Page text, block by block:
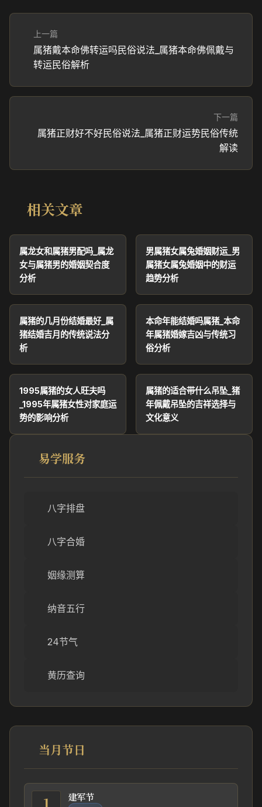
上一篇
属猪戴本命佛转运吗民俗说法_属猪本命佛佩戴与
转运民俗解析
下一篇
属猪正财好不好民俗说法_属猪正财运势民俗传统
解读
相关文章
属龙女和属猪男配吗_属龙
女与属猪男的婚姻契合度
分析
男属猪女属兔婚姻财运_男
属猪女属兔婚姻中的财运
趋势分析
属猪的几月份结婚最好_属
猪结婚吉月的传统说法分
析
本命年能结婚吗属猪_本命
年属猪婚嫁吉凶与传统习
俗分析
1995属猪的女人旺夫吗
_1995年属猪女性对家庭运
势的影响分析
属猪的适合带什么吊坠_猪
年佩戴吊坠的吉祥选择与
文化意义
易学服务
八字排盘
八字合婚
姻缘测算
纳音五行
24节气
黄历查询
当月节日
1 建军节